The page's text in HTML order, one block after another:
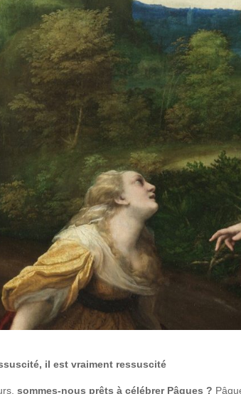
il est vraiment ressuscité
sommes-nous prêts à célébrer Pâques ?